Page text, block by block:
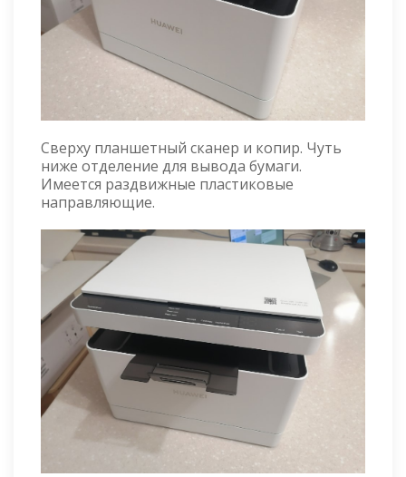
Сверху планшетный сканер и копир. Чуть
ниже отделение для вывода бумаги.
Имеется раздвижные пластиковые
направляющие.